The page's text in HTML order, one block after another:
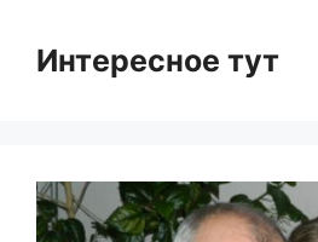
contentИнтересное тут